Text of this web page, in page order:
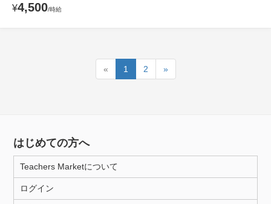
¥4,500/時給
« 1 2 »
はじめての方へ
Teachers Marketについて
ログイン